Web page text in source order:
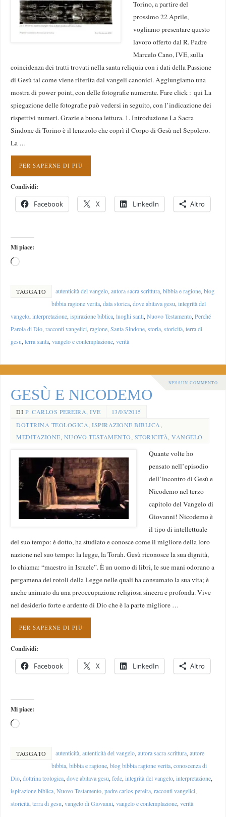
Torino, a partire del
prossimo 22 Aprile,
vogliamo presentare questo
lavoro offerto dal R. Padre
Marcelo Cano, IVE, sulla
coincidenza dei tratti trovati nella santa reliquia con i dati della Passione
di Gesù tal come viene riferita dai vangeli canonici. Aggiungiamo una
mostra di power point, con delle fotografie numerate. Fare click : qui La
spiegazione delle fotografie può vedersi in seguito, con l’indicazione dei
rispettivi numeri. Grazie e buona lettura. 1. Introduzione La Sacra
Sindone di Torino è il lenzuolo che coprì il Corpo di Gesù nel Sepolcro.
La …
PER SAPERNE DI PIÙ
Condividi:
Facebook X LinkedIn Altro
Mi piace:
TAGGATO autenticità del vangelo, autora sacra scrittura, bibbia e ragione, blog
bibbia ragione verita, data storica, dove abitava gesu, integrità del
vangelo,interpretazione,ispirazione biblica,luoghi santi,Nuovo Testamento,Perché
Parola di Dio,racconti vangelici,ragione,Santa Sindone,storia,storicità,terra di
gesu,terra santa,vangelo e contemplazione,verità
NESSUN COMMENTO
GESÙ E NICODEMO
DI P. CARLOS PEREIRA, IVE
13/03/2015
DOTTRINA TEOLOGICA,ISPIRAZIONE BIBLICA,
MEDITAZIONE, NUOVO TESTAMENTO, STORICITÀ,VANGELO
Quante volte ho
pensato nell’episodio
dell’incontro di Gesù e
Nicodemo nel terzo
capitolo del Vangelo di
Giovanni! Nicodemo è
il tipo di intellettuale
del suo tempo: è dotto, ha studiato e conosce come il migliore della loro
nazione nel suo tempo: la legge, la Torah. Gesù riconosce la sua dignità,
lo chiama: “maestro in Israele”. È un uomo di libri, le sue mani odorano a
pergamena dei rotoli della Legge nelle quali ha consumato la sua vita; è
anche animato da una preoccupazione religiosa sincera e profonda. Vive
nel desiderio forte e ardente di Dio che è la parte migliore …
PER SAPERNE DI PIÙ
Condividi:
Facebook X LinkedIn Altro
Mi piace:
TAGGATO autenticità, autenticità del vangelo, autora sacra scrittura, autore
bibbia, bibbia e ragione, blog bibbia ragione verita, conoscenza di
Dio,dottrina teologica,dove abitava gesu,fede,integrità del vangelo,interpretazione,
ispirazione biblica,Nuovo Testamento,padre carlos pereira,racconti vangelici,
storicità,terra di gesu,vangelo di Giovanni,vangelo e contemplazione,verità